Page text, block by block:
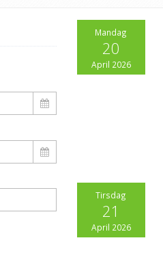
Mandag
20
April 2026
Tirsdag
21
April 2026